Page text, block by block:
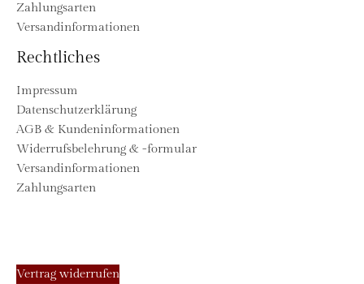
Zahlungsarten
Versandinformationen
Rechtliches
Impressum
Datenschutzerklärung
AGB & Kundeninformationen
Widerrufsbelehrung & -formular
Versandinformationen
Zahlungsarten
Vertrag widerrufen